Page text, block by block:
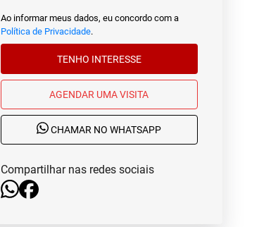
Ao informar meus dados, eu concordo com a
Política de Privacidade.
TENHO INTERESSE
AGENDAR UMA VISITA
CHAMAR NO WHATSAPP
Compartilhar nas redes sociais